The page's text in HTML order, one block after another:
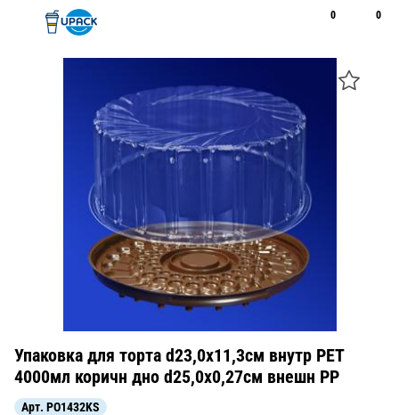
0 0
Упаковка для торта d23,0х11,3см внутр PET
4000мл коричн дно d25,0х0,27см внешн PP
Арт. PO1432KS